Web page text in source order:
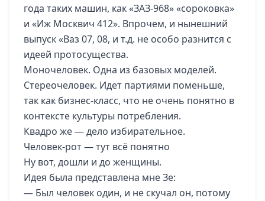
года таких машин, как «ЗАЗ-968» «сороковка»
и «Иж Москвич 412». Впрочем, и нынешний
выпуск «Ваз 07, 08, и т.д. не особо разнится с
идеей протосущества.
Моночеловек. Одна из базовых моделей.
Стереочеловек. Идет партиями поменьше,
так как бизнес-класс, что не очень понятно в
контексте культуры потребления.
Квадро же — дело избирательное.
Человек-рот — тут всё понятно
Ну вот, дошли и до женщины.
Идея была представлена мне Зе:
— Был человек один, и не скучал он, потому